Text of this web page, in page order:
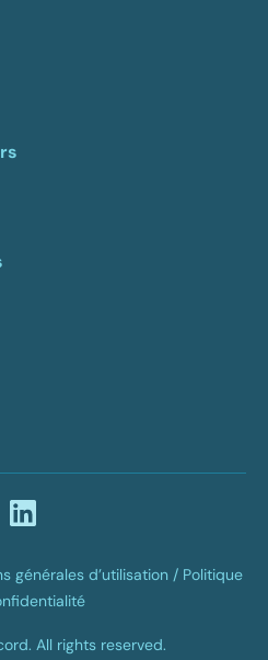
All rights reserved.
générales d’utilisation / Politique